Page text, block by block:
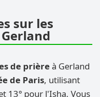
sur les
de prièreà Gerland
de Paris, utilisant
13° pour l'Isha. Vous